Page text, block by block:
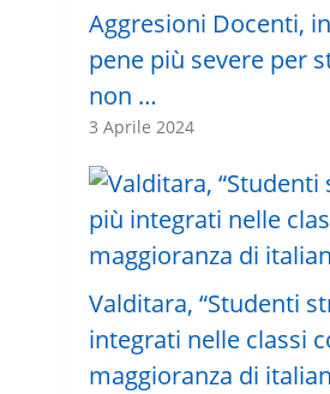
Aggresioni Docenti,
pene più severe per
non …
3 Aprile 2024
Valditara, “Studenti
integrati nelle classi
maggioranza di